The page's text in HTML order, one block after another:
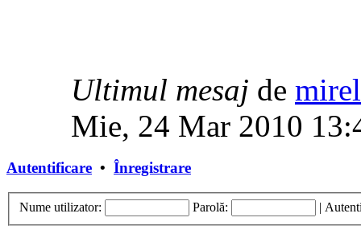
Ultimul mesaj de mirel
Mie, 24 Mar 2010
Autentificare • Înregistrare
Nume utilizator: Parolă: |